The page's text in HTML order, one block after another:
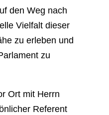
den Weg nach
Vielfalt dieser
zu erleben und
zu
Ort mit Herrn
Referent